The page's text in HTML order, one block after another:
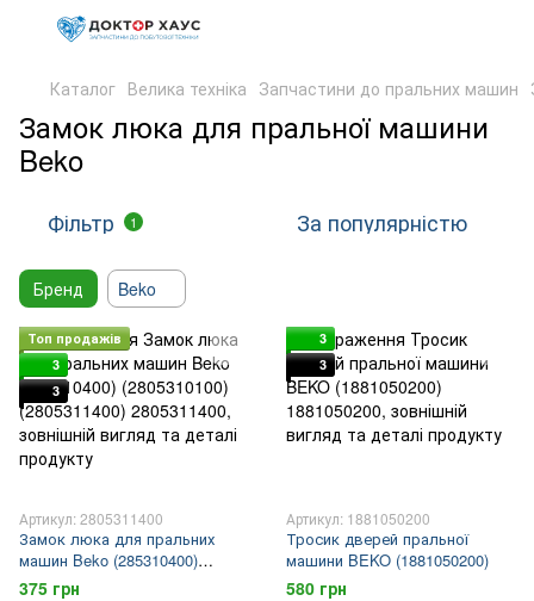
Каталог Велика техніка Запчастини до пральних машин
Замок люка для пральної машини
Beko
Фільтр 1 За популярністю
Бренд Beko
Топ продажів
3
3
Артикул: 2805311400
Замок люка для пральних
машин Beko (285310400)
(2805310100) (2805311400)
375 грн
3
3
Артикул: 1881050200
Тросик дверей пральної
машини BEKO (1881050200)
580 грн